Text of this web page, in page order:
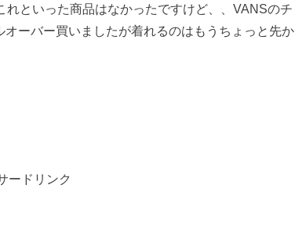
といった商品はなかったですけど、、VANSのチ
ーバー買いましたが着れるのはもうちょっと先か
ードリンク